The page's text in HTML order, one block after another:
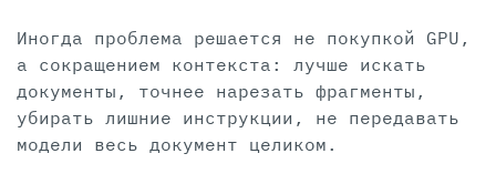
Иногда проблема решается не покупкой GPU,
а сокращением контекста: лучше искать
документы, точнее нарезать фрагменты,
убирать лишние инструкции, не передавать
модели весь документ целиком.